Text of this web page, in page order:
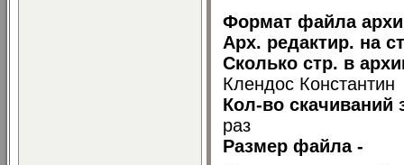
Формат файла
Арх. редактир. на
Сколько стр. в
Клендос Константин
Кол-во
раз
Размер файла -